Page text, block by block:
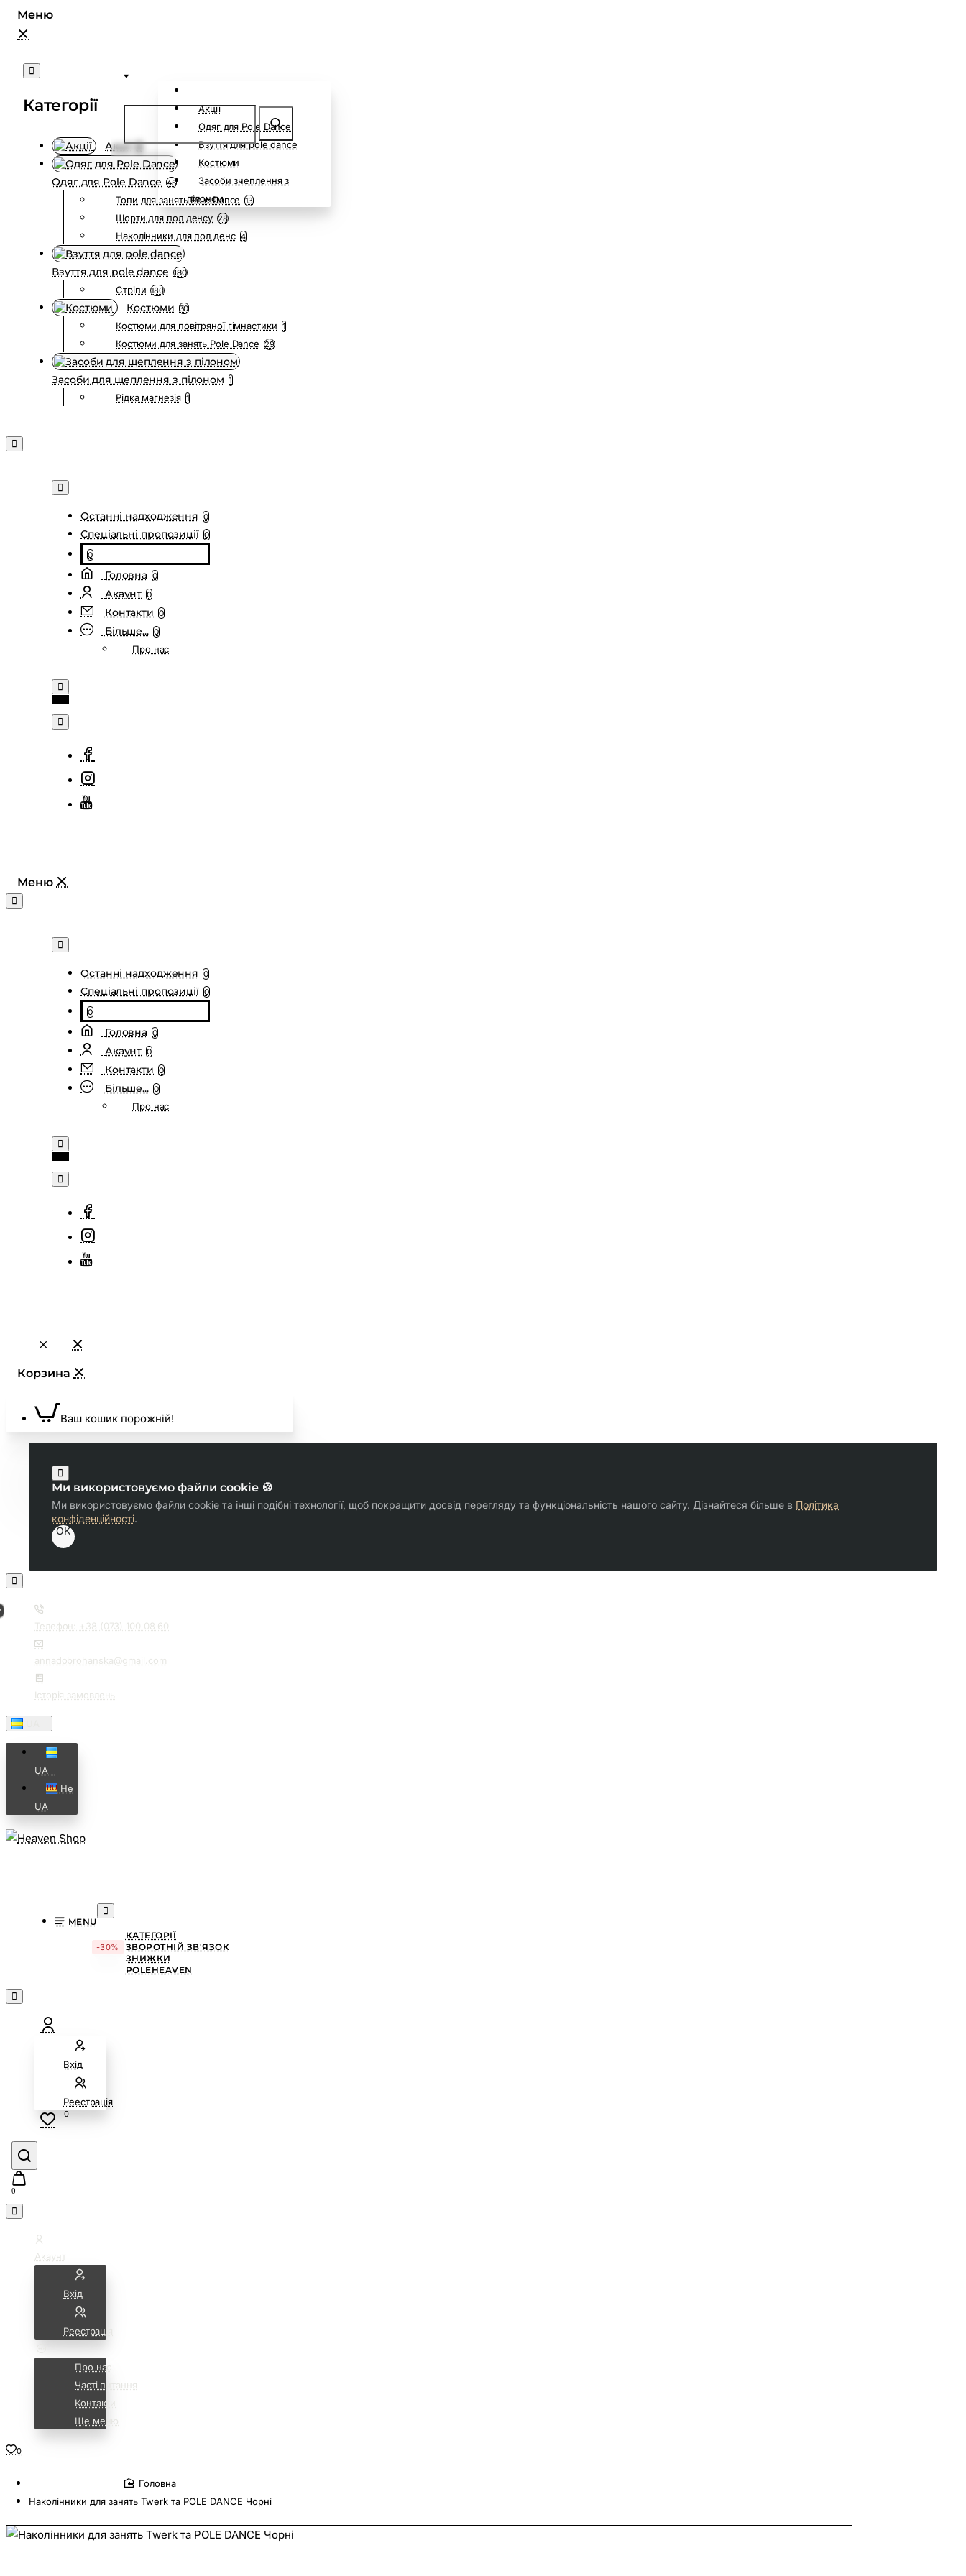
Категорії
Акції 0
Одяг для Pole Dance 45
Топи для занять Pole Dance 13
Шорти для пол денсу 28
Наколінники для пол денс 4
Взуття для pole dance 180
Стріпи 180
Костюми 30
Костюми для повітряної гімнастики 1
Костюми для занять Pole Dance 29
Засоби для щеплення з пілоном 1
Рідка магнезія 1
Останні надходження 0
Спеціальні пропозиції 0
0
Головна 0
Акаунт 0
Контакти 0
Більше... 0
Про нас
Останні надходження 0
Спеціальні пропозиції 0
0
Головна 0
Акаунт 0
Контакти 0
Більше... 0
Про нас
Ваш кошик порожній!
Ми використовуємо файли cookie 🍪
Ми використовуємо файли cookie та інші подібні технології, щоб покращити досвід перегляду та функціональність нашого сайту. Дізнайтеся більше в Політика
конфіденційності.
OK
Телефон: +38 (073) 100 08 60
annadobrohanska@gmail.com
Історія замовлень
UA⠀
Не
UA
MENU
КАТЕГОРІЇ
ЗВОРОТНІЙ ЗВ'ЯЗОК
ЗНИЖКИ
-30%
POLEHEAVEN
Вхід
Реестрація
0
Акції
Одяг для Pole Dance
Взуття для pole dance
Костюми
Засоби зчеплення з
пілоном
0
Акаунт
Вхід
Реестрація
Про нас
Часті питання
Контакти
Ще меню
0
Наколінники для занять Twerk та POLE DANCE Чорні